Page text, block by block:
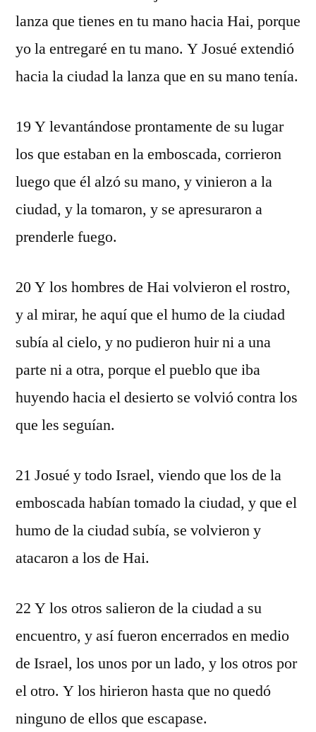
lanza que tienes en tu mano hacia Hai, porque
yo la entregaré en tu mano. Y Josué extendió
hacia la ciudad la lanza que en su mano tenía.
19 Y levantándose prontamente de su lugar
los que estaban en la emboscada, corrieron
luego que él alzó su mano, y vinieron a la
ciudad, y la tomaron, y se apresuraron a
prenderle fuego.
20 Y los hombres de Hai volvieron el rostro,
y al mirar, he aquí que el humo de la ciudad
subía al cielo, y no pudieron huir ni a una
parte ni a otra, porque el pueblo que iba
huyendo hacia el desierto se volvió contra los
que les seguían.
21 Josué y todo Israel, viendo que los de la
emboscada habían tomado la ciudad, y que el
humo de la ciudad subía, se volvieron y
atacaron a los de Hai.
22 Y los otros salieron de la ciudad a su
encuentro, y así fueron encerrados en medio
de Israel, los unos por un lado, y los otros por
el otro. Y los hirieron hasta que no quedó
ninguno de ellos que escapase.